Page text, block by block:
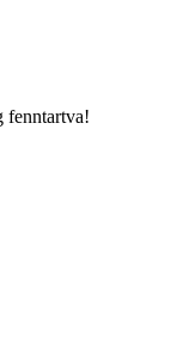
fenntartva!